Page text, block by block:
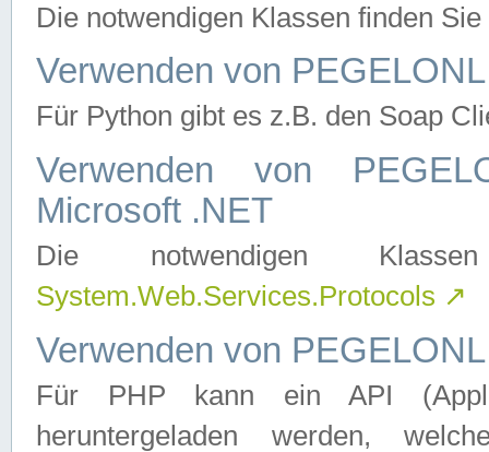
Die notwendigen Klassen finden
Verwenden von
Für Python gibt es z.B. den Soap
Verwenden von
Microsoft .NET
Die notwendigen
System.Web.Services.Protocols ↗
Verwenden von
Für PHP kann ein API
heruntergeladen werden,